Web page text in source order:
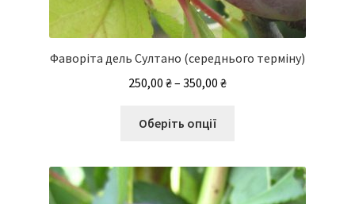
Фаворіта дель Султано (середнього терміну)
250,00 ₴– 350,00 ₴Діапазон
350,00 ₴
Оберіть опції
кілька
варіантів.